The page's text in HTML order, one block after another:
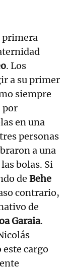
primera
. Los
a su primer
siempre
por
en una
personas
a una
bolas. Si
de Behe
contrario,
de
Garaia.
cargo